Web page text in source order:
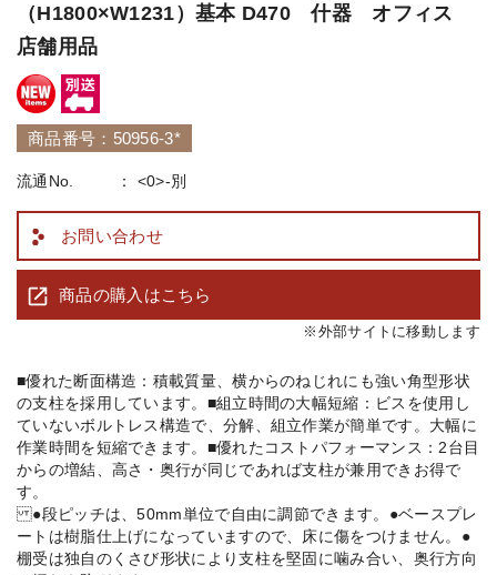
（H1800×W1231）基本 D470 什器 オフィス
店舗用品
商品番号：50956-3*
流通No. <0>-別
お問い合わせ
商品の購入はこちら
※外部サイトに移動します
■優れた断面構造：積載質量、横からのねじれにも強い角型形状
の支柱を採用しています。■組立時間の大幅短縮：ビスを使用し
ていないボルトレス構造で、分解、組立作業が簡単です。大幅に
作業時間を短縮できます。■優れたコストパフォーマンス：2台目
からの増結、高さ・奥行が同じであれば支柱が兼用できお得で
す。
●段ピッチは、50mm単位で自由に調節できます。●ベースプレ
ートは樹脂仕上げになっていますので、床に傷をつけません。●
棚受は独自のくさび形状により支柱を堅固に噛み合い、奥行方向